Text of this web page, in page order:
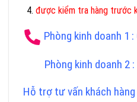
được kiểm tra hàng trước
Phòng kinh doanh 1
Phòng kinh doanh 2 :
Hỗ trợ tư vấn khách